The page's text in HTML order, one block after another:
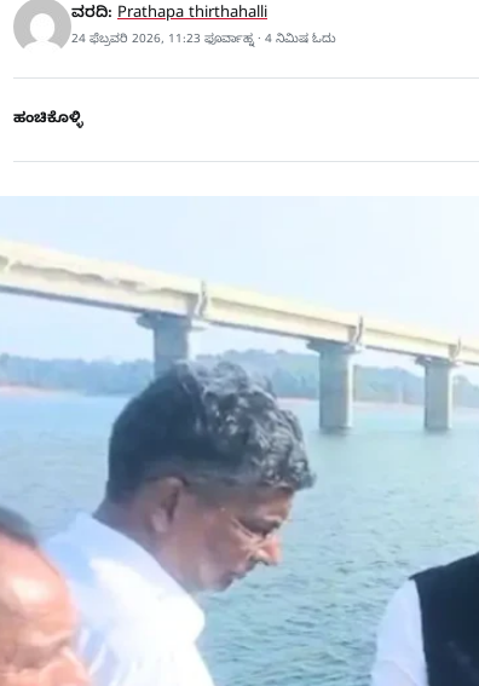
ವರದಿ: Prathapa thirthahalli
24 ಫೆಬ್ರವರಿ 2026, 11:23 ಫೂರ್ವಾಹ್ನ · 4 ನಿಮಿಷ ಓದು
ಹಂಚಿಕೊಳ್ಳಿ